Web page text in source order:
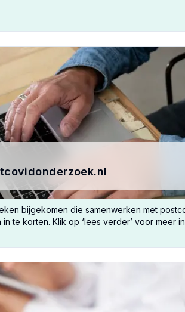
bijgekomen die samenwerken met
te korten. Klik op ‘lees verder’ voor meer